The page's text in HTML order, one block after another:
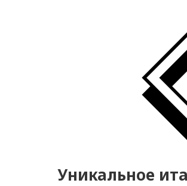
Уникальное